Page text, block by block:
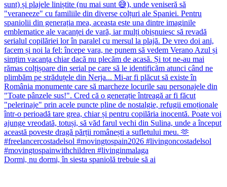
Dormi, nu dormi, în siesta spaniolă trebuie să ai